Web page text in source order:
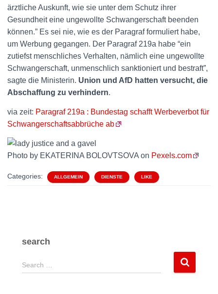
ärztliche Auskunft, wie sie unter dem Schutz ihrer
Gesundheit eine ungewollte Schwangerschaft beenden
können.” Es sei nie, wie es der Paragraf formuliert habe,
um Werbung gegangen. Der Paragraf 219a habe “ein
zutiefst menschliches Verhalten, nämlich eine ungewollte
Schwangerschaft, unmenschlich sanktioniert und bestraft”,
sagte die Ministerin. Union und AfD hatten versucht, die
Abschaffung zu verhindern.
via zeit: Paragraf 219a : Bundestag schafft Werbeverbot für
Schwangerschaftsabbrüche ab
Photo by EKATERINA BOLOVTSOVA on Pexels.com
Categories: ALLGEMEIN DIENSTE LIKE
search
S
e
Search …